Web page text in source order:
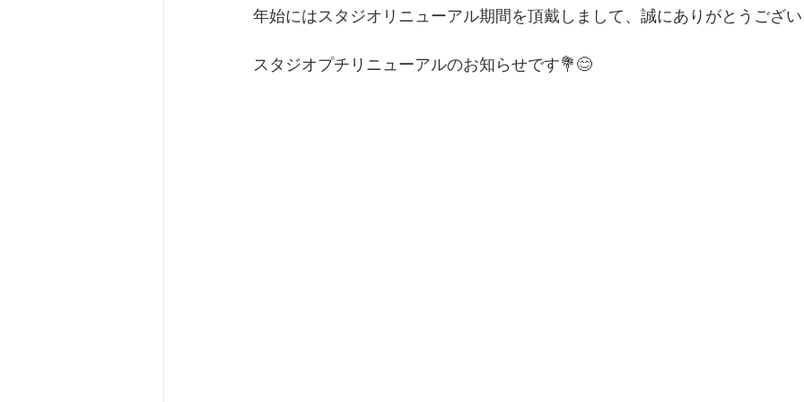
年始にはスタジオリニューアル期間を頂戴しまして、誠にありがとうござ
スタジオプチリニューアルのお知らせです💐😊